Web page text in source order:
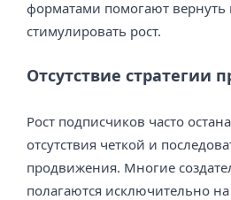
форматами помогают вернуть
стимулировать рост.
Отсутствие стратегии
Рост подписчиков часто
отсутствия четкой и
продвижения. Многие
полагаются исключительно